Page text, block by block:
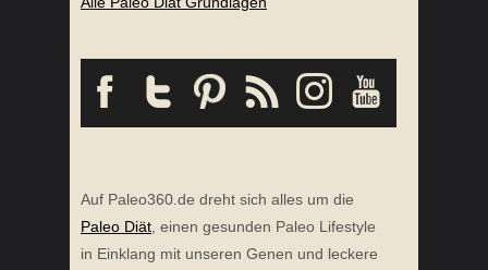
Auf Paleo360.de dreht sich alles um die
Paleo Diät , einen gesunden Paleo Lifestyle
in Einklang mit unseren Genen und leckere